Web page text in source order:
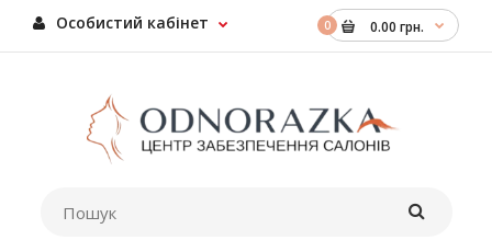
0 0.00 грн.
Особистий кабінет